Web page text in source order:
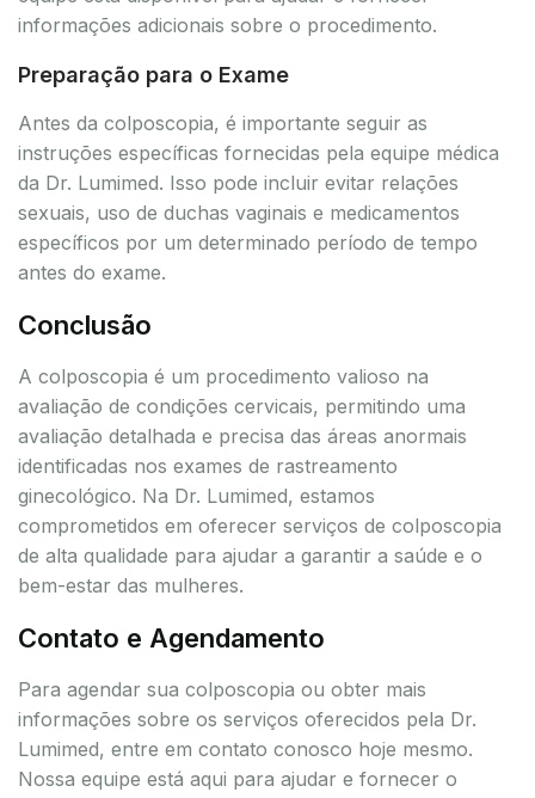
informações adicionais sobre o procedimento.
Preparação para o Exame
Antes da colposcopia, é importante seguir as
instruções específicas fornecidas pela equipe médica
da Dr. Lumimed. Isso pode incluir evitar relações
sexuais, uso de duchas vaginais e medicamentos
específicos por um determinado período de tempo
antes do exame.
Conclusão
A colposcopia é um procedimento valioso na
avaliação de condições cervicais, permitindo uma
avaliação detalhada e precisa das áreas anormais
identificadas nos exames de rastreamento
ginecológico. Na Dr. Lumimed, estamos
comprometidos em oferecer serviços de colposcopia
de alta qualidade para ajudar a garantir a saúde e o
bem-estar das mulheres.
Contato e Agendamento
Para agendar sua colposcopia ou obter mais
informações sobre os serviços oferecidos pela Dr.
Lumimed, entre em contato conosco hoje mesmo.
Nossa equipe está aqui para ajudar e fornecer o